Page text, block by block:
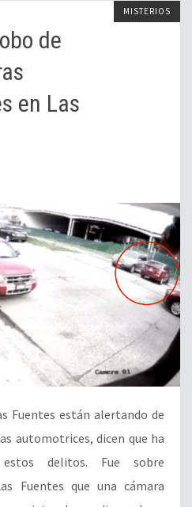
MISTERIOS
de
en Las
Fuentes están alertando de
automotrices, dicen que ha
delitos. Fue sobre
Fuentes que una cámara